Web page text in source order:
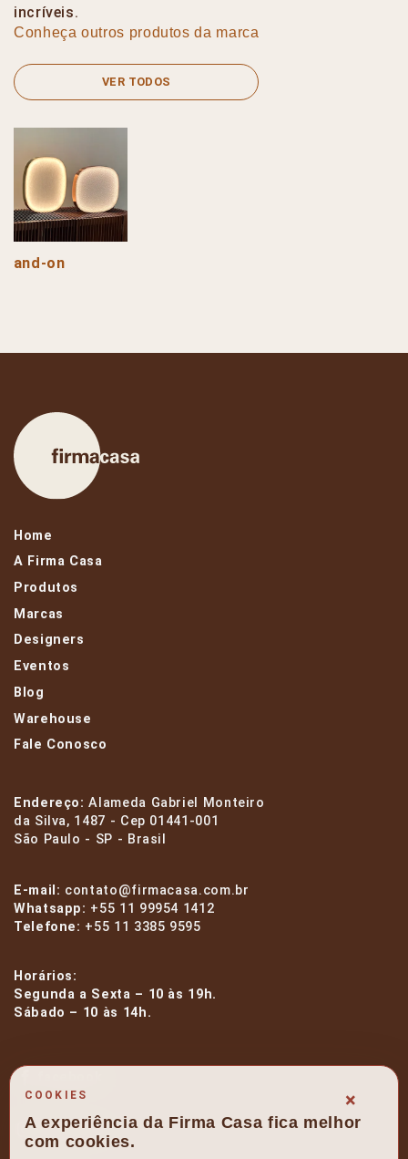
incríveis.
Conheça outros produtos da marca
VER TODOS
and-on
Home
A Firma Casa
Produtos
Marcas
Designers
Eventos
Blog
Warehouse
Fale Conosco
Endereço:Alameda Gabriel Monteiro
da Silva, 1487 - Cep 01441-001
São Paulo - SP - Brasil
E-mail: contato@firmacasa.com.br
Whatsapp: +55 11 99954 1412
Telefone: +55 11 3385 9595
Horários:
Segunda a Sexta – 10 às 19h.
Sábado – 10 às 14h.
instagram
×
COOKIES
A experiência da Firma Casa fica melhor
com cookies.